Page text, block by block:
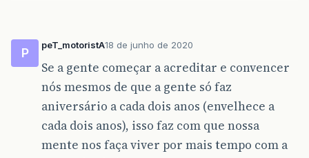
P
peT_motoristA18 de junho de 2020
Se a gente começar a acreditar e convencer
nós mesmos de que a gente só faz
aniversário a cada dois anos (envelhece a
cada dois anos), isso faz com que nossa
mente nos faça viver por mais tempo com a